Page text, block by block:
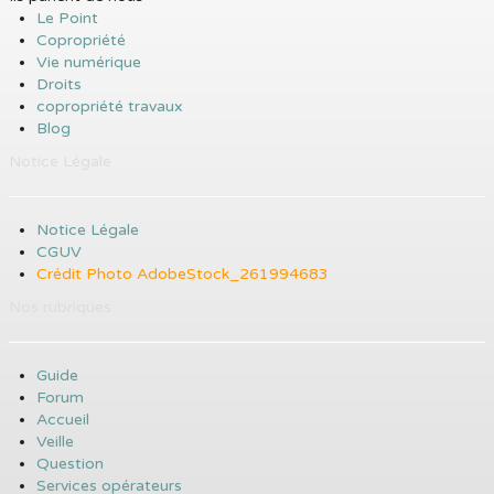
Le Point
Copropriété
Vie numérique
Droits
copropriété travaux
Blog
Notice Légale
CGUV
Crédit Photo AdobeStock_261994683
Guide
Forum
Accueil
Veille
Question
Services opérateurs